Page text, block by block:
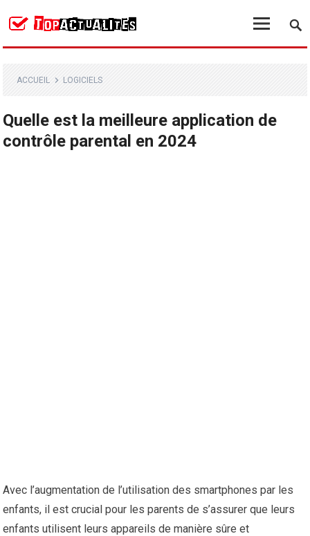
ACCUEIL LOGICIELS
Quelle est la meilleure application de
contrôle parental en 2024
Avec l’augmentation de l’utilisation des smartphones par les
enfants, il est crucial pour les parents de s’assurer que leurs
enfants utilisent leurs appareils de manière sûre et